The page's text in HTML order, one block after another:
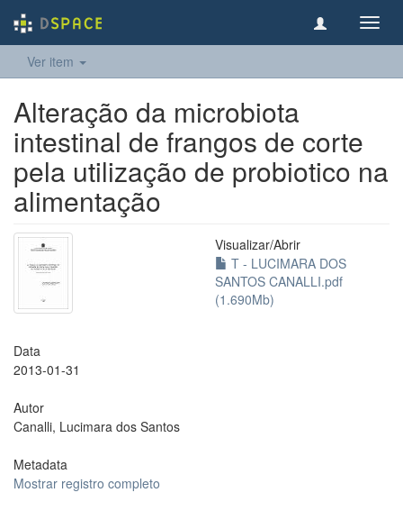
Ver item
Alteração da microbiota
intestinal de frangos de corte
pela utilização de probiotico na
alimentação
Visualizar/Abrir
T - LUCIMARA DOS
SANTOS CANALLI.pdf
(1.690Mb)
Data
2013-01-31
Autor
Canalli, Lucimara dos Santos
Metadata
Mostrar registro completo